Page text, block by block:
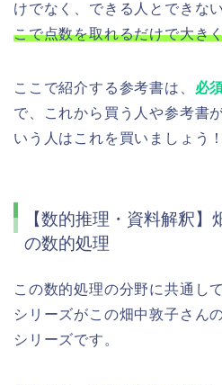
けでなく、できる人とできな
こで点数を取れるだけで大き
ここで紹介する参考書は、 必
で、これから買う人や参考書
いう人はこれを買いましょう！
【数的推理・資料解釈
の数的処理
この数的処理の分野に共通し
シリーズがこの畑中敦子さん
シリーズです。